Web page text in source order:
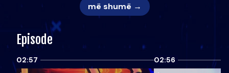
më shumë →
Episode
02:57 02:56